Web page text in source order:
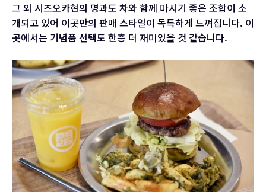
그 외 시즈오카현의 명과도 차와 함께 마시기 좋은 조합이 소
개되고 있어 이곳만의 판매 스타일이 독특하게 느껴집니다. 이
곳에서는 기념품 선택도 한층 더 재미있을 것 같습니다.